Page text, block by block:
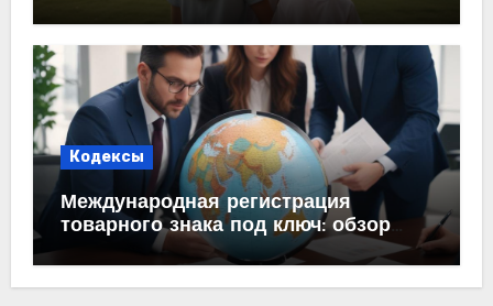
Кодексы
Международная регистрация
товарного знака под ключ: обзор
процесса и требований